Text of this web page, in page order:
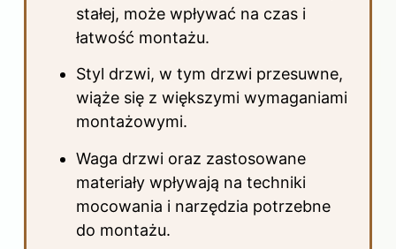
stałej, może wpływać na czas i
łatwość montażu.
Styl drzwi, w tym drzwi przesuwne,
wiąże się z większymi wymaganiami
montażowymi.
Waga drzwi oraz zastosowane
materiały wpływają na techniki
mocowania i narzędzia potrzebne
do montażu.